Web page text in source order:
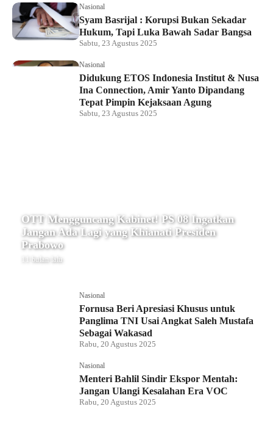
Nasional
Syam Basrijal : Korupsi Bukan Sekadar
Hukum, Tapi Luka Bawah Sadar Bangsa
Sabtu, 23 Agustus 2025
Nasional
Didukung ETOS Indonesia Institut & Nusa
Ina Connection, Amir Yanto Dipandang
Tepat Pimpin Kejaksaan Agung
Sabtu, 23 Agustus 2025
OTT Mengguncang Kabinet! PS 08 Ingatkan
Jangan Ada Lagi yang Khianati Presiden
Prabowo
11 bulan lalu
Nasional
Fornusa Beri Apresiasi Khusus untuk
Panglima TNI Usai Angkat Saleh Mustafa
Sebagai Wakasad
Rabu, 20 Agustus 2025
Nasional
Menteri Bahlil Sindir Ekspor Mentah:
Jangan Ulangi Kesalahan Era VOC
Rabu, 20 Agustus 2025